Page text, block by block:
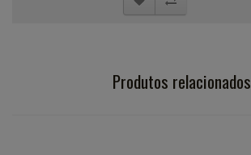
Produtos relacionados